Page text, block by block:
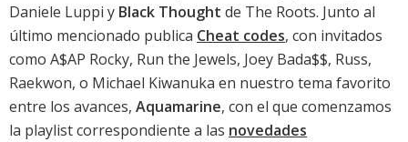
Daniele Luppi y Black Thought de The Roots. Junto al
último mencionado publica Cheat codes, con invitados
como A$AP Rocky, Run the Jewels, Joey Bada$$, Russ,
Raekwon, o Michael Kiwanuka en nuestro tema favorito
entre los avances, Aquamarine, con el que comenzamos
la playlist correspondiente a las novedades